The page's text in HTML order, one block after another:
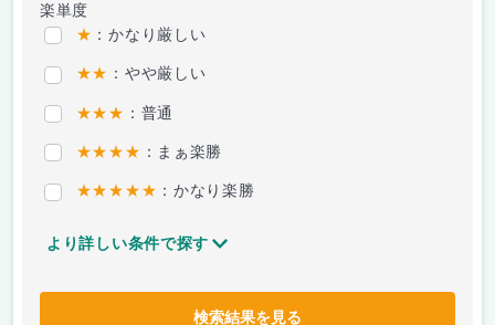
楽単度
★ ：かなり厳しい
★★ ：やや厳しい
★★★ ：普通
★★★★ ：まぁ楽勝
★★★★★ ：かなり楽勝
より詳しい条件で探す
検索結果を見る